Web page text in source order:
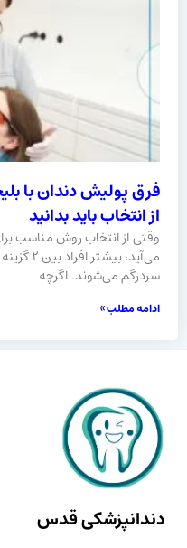
فرق پولیش دندان با
از انتخاب باید بدانید
وقتی از انتخاب روش مناسب
می‌آید،
سردرگم می‌شوند. اگرچه
ادامه مطلب »
دندانپزشکی قدس